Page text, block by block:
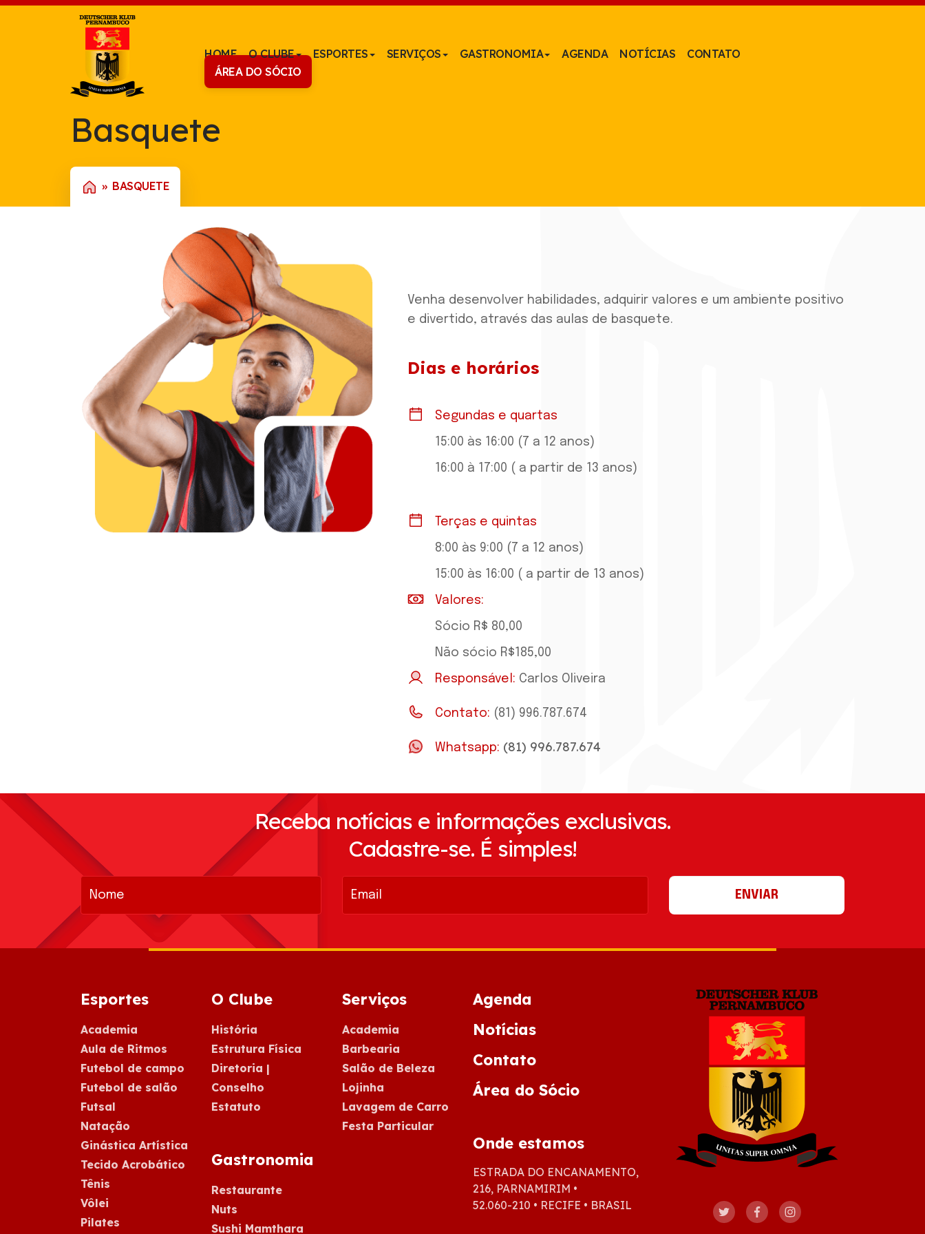
HOME O CLUBE ESPORTES SERVIÇOS GASTRONOMIA AGENDA NOTÍCIAS
CONTATO
ÁREA DO SÓCIO
Basquete
BASQUETE
Venha desenvolver habilidades, adquirir valores e um ambiente positivo
e divertido, através das aulas de basquete.
Dias e horários
Segundas e quartas
15:00 às 16:00 (7 a 12 anos)
16:00 à 17:00 ( a partir de 13 anos)
Terças e quintas
8:00 às 9:00 (7 a 12 anos)
15:00 às 16:00 ( a partir de 13 anos)
Valores:
Sócio R$ 80,00
Não sócio R$185,00
Responsável: Carlos Oliveira
Contato: (81) 996.787.674
Whatsapp: (81) 996.787.674
Receba notícias e informações exclusivas.
Cadastre-se. É simples!
Esportes
Academia
Aula de Ritmos
Futebol de campo
Futebol de salão
Futsal
Natação
Ginástica Artística
Tecido Acrobático
Tênis
Vôlei
Pilates
O Clube
História
Estrutura Física
Diretoria |
Conselho
Estatuto
Gastronomia
Restaurante
Nuts
Sushi Mamthara
Serviços
Academia
Barbearia
Salão de Beleza
Lojinha
Lavagem de Carro
Festa Particular
Agenda
Notícias
Contato
Área do Sócio
Onde estamos
ESTRADA DO ENCANAMENTO,
216, PARNAMIRIM •
52.060-210 • RECIFE • BRASIL